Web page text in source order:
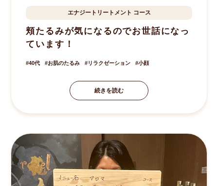
八街市 Y.Y様 50歳
エナジートリートメント コース
頬たるみが気になるのでお世話になっ
ています！
40代 お肌のたるみ リラクゼーション 小顔
続きを読む